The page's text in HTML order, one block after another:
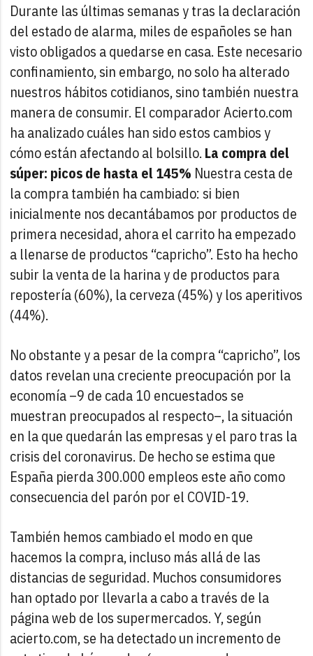
Durante las últimas semanas y tras la declaración
del estado de alarma, miles de españoles se han
visto obligados a quedarse en casa. Este necesario
confinamiento, sin embargo, no solo ha alterado
nuestros hábitos cotidianos, sino también nuestra
manera de consumir. El comparador Acierto.com
ha analizado cuáles han sido estos cambios y
cómo están afectando al bolsillo. La compra del
súper: picos de hasta el 145% Nuestra cesta de
la compra también ha cambiado: si bien
inicialmente nos decantábamos por productos de
primera necesidad, ahora el carrito ha empezado
a llenarse de productos “capricho”. Esto ha hecho
subir la venta de la harina y de productos para
repostería (60%), la cerveza (45%) y los aperitivos
(44%).
No obstante y a pesar de la compra “capricho”, los
datos revelan una creciente preocupación por la
economía –9 de cada 10 encuestados se
muestran preocupados al respecto–, la situación
en la que quedarán las empresas y el paro tras la
crisis del coronavirus. De hecho se estima que
España pierda 300.000 empleos este año como
consecuencia del parón por el COVID-19.
También hemos cambiado el modo en que
hacemos la compra, incluso más allá de las
distancias de seguridad. Muchos consumidores
han optado por llevarla a cabo a través de la
página web de los supermercados. Y, según
acierto.com, se ha detectado un incremento de